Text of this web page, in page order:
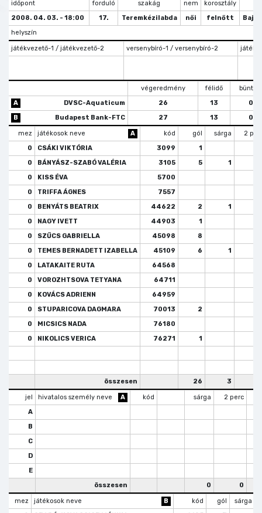
időpont
forduló szakág nem korosztály
2008. 04. 03. - 18:00
17. Teremkézilabda női felnőtt
helyszín
játékvezető-1 / játékvezető-2 versenybíró-1 / versenybíró-2
végeredmény félidő
A
DVSC-Aquaticum 26 13
0
B
Budapest Bank-FTC 27 13 0
mez játékosok neve A kód gól sárga
2
0
CSÁKI VIKTÓRIA 3099
1
0
BÁNYÁSZ-SZABÓ VALÉRIA 3105 5 1
0
KISS ÉVA
5700
0
TRIFFA ÁGNES
7557
0
BENYÁTS BEATRIX 44622 2
1
0
NAGY IVETT 44903
1
0
SZŰCS GABRIELLA 45098 8
0
TEMES BERNADETT IZABELLA 45109 6
1
0
LATAKAITE RUTA
64568
0
VOROZHTSOVA TETYANA
64711
0
KOVÁCS ADRIENN
64959
0
STUPARICOVA DAGMARA 70013
2
0
MICSICS NADA
76180
0
NIKOLICS VERICA 76271 1
összesen 26 3
jel hivatalos személy neve A kód sárga 2 perc
A
B
C
D
E
összesen
0 0
mez játékosok neve B kód gól sárga